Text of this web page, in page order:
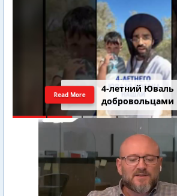
4-летний Юваль
добровольцами
Read More